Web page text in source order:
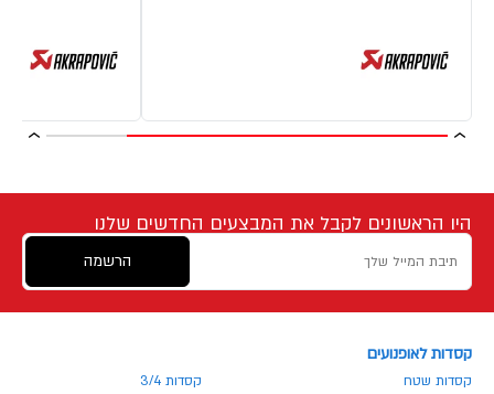
היו הראשונים לקבל את המבצעים החדשים שלנו
הרשמה
קסדות לאופנועים
קסדות שטח
קסדות 3/4